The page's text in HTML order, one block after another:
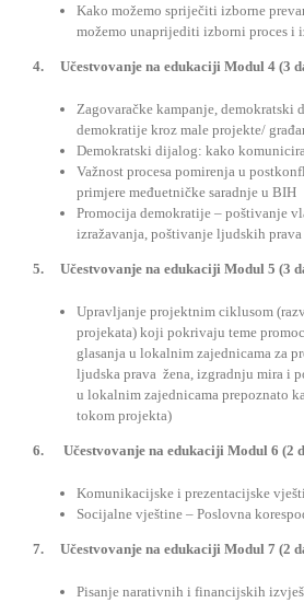
Kako možemo spriječiti izborne
možemo unaprijediti izborni proces i
4. Učestvovanje na edukaciji Modul 4 (3
Zagovaračke kampanje, demokratski
demokratije kroz male projekte/
Demokratski dijalog: kako
Važnost procesa pomirenja u
primjere međuetničke saradnje u BIH
Promocija demokratije – poštivanje
izražavanja, poštivanje ljudskih
5. Učestvovanje na edukaciji Modul 5 (3
Upravljanje projektnim ciklusom
projekata) koji pokrivaju teme
glasanja u lokalnim zajednicama za
ljudska prava žena, izgradnju mira i
u lokalnim zajednicama prepoznato
tokom projekta)
6. Učestvovanje na edukaciji Modul 6 (2
Komunikacijske i prezentacijske
Socijalne vještine – Poslovna
7. Učestvovanje na edukaciji Modul 7 (2
Pisanje narativnih i financijskih